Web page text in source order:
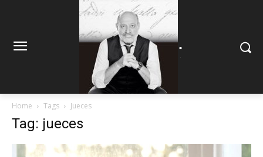
.
Home Tags Jueces
Tag: jueces